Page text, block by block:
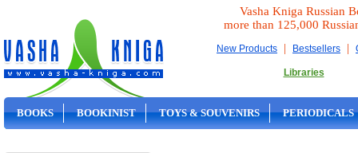
Vasha Kniga Russian
more than 125,000
New Products | Bestsellers |
Libraries
BOOKS BOOKINIST TOYS & SOUVENIRS PERIODICALS